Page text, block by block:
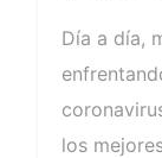
Día a día,
los